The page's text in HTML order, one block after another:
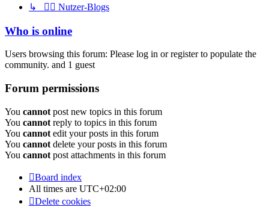
↳ ✍🏽 Nutzer-Blogs
Who is online
Users browsing this forum: Please log in or register to populate the
community. and 1 guest
Forum permissions
You cannot post new topics in this forum
You cannot reply to topics in this forum
You cannot edit your posts in this forum
You cannot delete your posts in this forum
You cannot post attachments in this forum
Board index
All times are UTC+02:00
Delete cookies